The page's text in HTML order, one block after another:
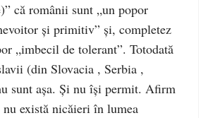
că românii sunt „un popor
şi primitiv” şi, completez
„imbecil de tolerant”. Totodată
(din Slovacia , Serbia ,
sunt aşa. Şi nu îşi permit. Afirm
nu există nicăieri în lumea